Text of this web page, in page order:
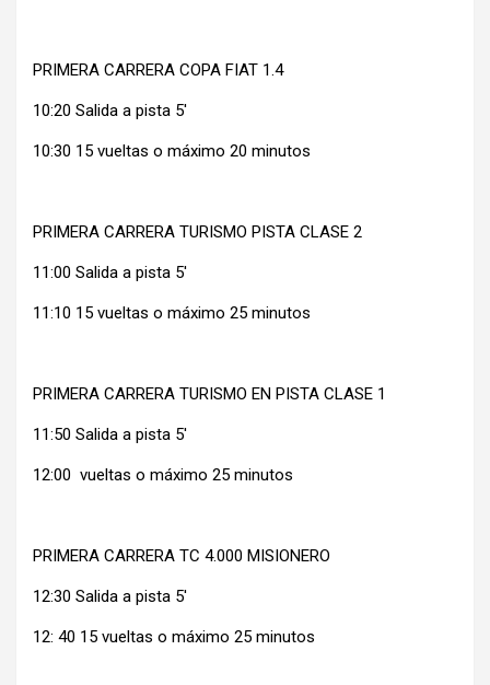
PRIMERA CARRERA COPA FIAT 1.4
10:20 Salida a pista 5′
10:30 15 vueltas o máximo 20 minutos
PRIMERA CARRERA TURISMO PISTA CLASE 2
11:00 Salida a pista 5′
11:10 15 vueltas o máximo 25 minutos
PRIMERA CARRERA TURISMO EN PISTA CLASE 1
11:50 Salida a pista 5′
12:00 vueltas o máximo 25 minutos
PRIMERA CARRERA TC 4.000 MISIONERO
12:30 Salida a pista 5′
12: 40 15 vueltas o máximo 25 minutos